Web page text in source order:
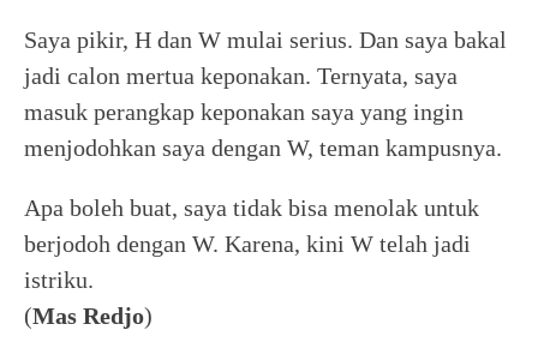
Saya pikir, H dan W mulai serius. Dan saya bakal
jadi calon mertua keponakan. Ternyata, saya
masuk perangkap keponakan saya yang ingin
menjodohkan saya dengan W, teman kampusnya.
Apa boleh buat, saya tidak bisa menolak untuk
berjodoh dengan W. Karena, kini W telah jadi
istriku.
(Mas Redjo)